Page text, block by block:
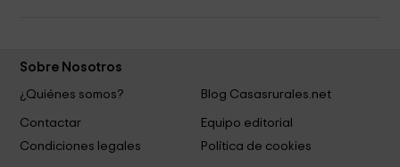
Sobre Nosotros
¿Quiénes somos?
Blog Casasrurales.net
Contactar
Equipo editorial
Condiciones legales
Política de cookies